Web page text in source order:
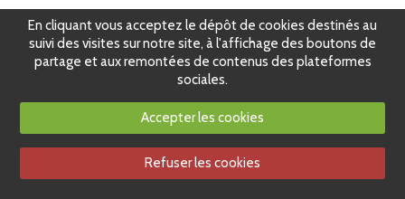
En cliquant vous acceptez le dépôt de cookies destinés au
suivi des visites sur notre site, à l'affichage des boutons de
partage et aux remontées de contenus des plateformes
sociales.
Accepter les cookies
Refuser les cookies